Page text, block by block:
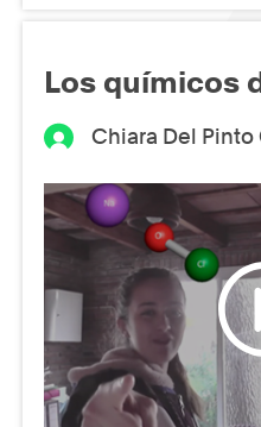
Los químicos
Chiara Del Pinto